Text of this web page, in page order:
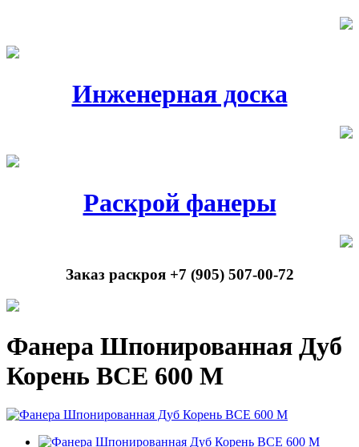
Инженерная доска
Раскрой фанеры
Заказ раскроя +7 (905) 507-00-72
Фанера Шпонированная Дуб
Корень BCE 600 M